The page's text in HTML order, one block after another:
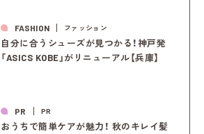
FASHION ファッション
自分に合うシューズが見つかる！神戸発
「ASICS KOBE」がリニューアル【兵庫】
PR PR
おうちで簡単ケアが魅力！ 秋のキレイ髪